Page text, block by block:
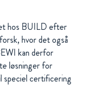
hos BUILD efter
hvor det også
kan derfor
løsninger for
speciel certificering